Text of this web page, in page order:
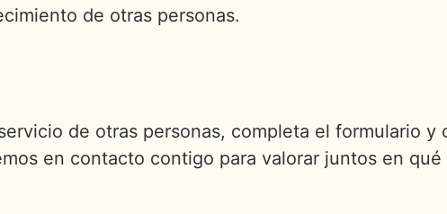
de otras personas.
de otras personas, completa el formulario
en contacto contigo para valorar juntos en